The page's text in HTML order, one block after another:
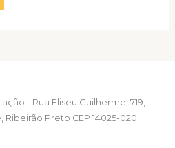
- Rua Eliseu Guilherme, 719,
Preto CEP 14025-020